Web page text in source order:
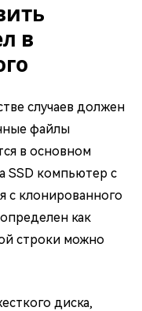
в
случаев должен
файлы
в основном
SSD компьютер с
с клонированного
как
строки можно
диска,